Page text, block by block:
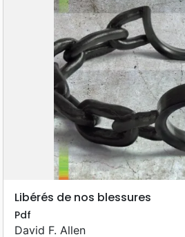
Libérés de nos blessures
Pdf
David F. Allen